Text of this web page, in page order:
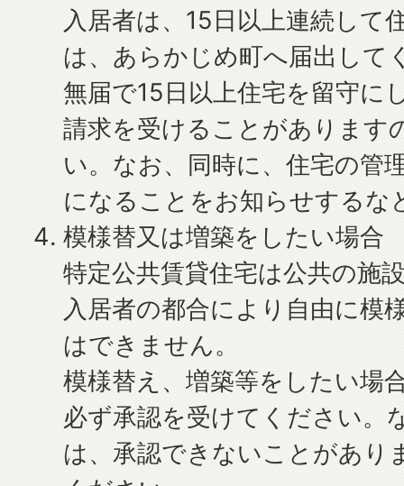
入居者は、15日以上連続して
は、あらかじめ町へ届出して
無届で15日以上住宅を留守に
請求を受けることがあります
い。なお、同時に、住宅の管
になることをお知らせするな
模様替又は増築をしたい場合
特定公共賃貸住宅は公共の施
入居者の都合により自由に模
はできません。
模様替え、増築等をしたい場
必ず承認を受けてください。
は、承認できないことがあり